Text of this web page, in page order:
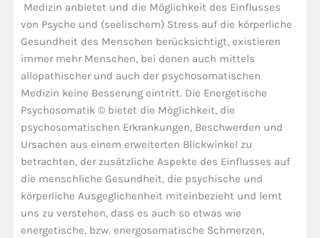
Wahrheit
Medizin anbietet und die Möglichkeit des Einflusses
von Psyche und (seelischem) Stress auf die körperliche
Gesundheit des Menschen berücksichtigt, existieren
immer mehr Menschen, bei denen auch mittels
allopathischer und auch der psychosomatischen
Medizin keine Besserung eintritt. Die Energetische
Psychosomatik © bietet die Möglichkeit, die
psychosomatischen Erkrankungen, Beschwerden und
Ursachen aus einem erweiterten Blickwinkel zu
betrachten, der zusätzliche Aspekte des Einflusses auf
die menschliche Gesundheit, die psychische und
körperliche Ausgeglichenheit miteinbezieht und lernt
uns zu verstehen, dass es auch so etwas wie
energetische, bzw. energosomatische Schmerzen,